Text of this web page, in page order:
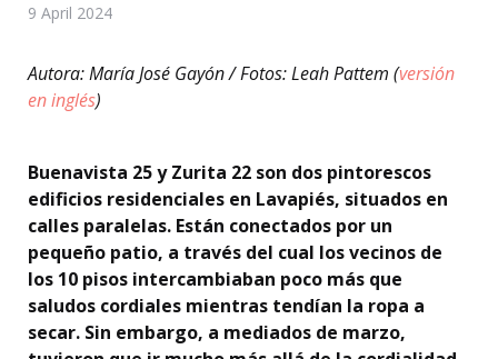
9 April 2024
Autora: María José Gayón / Fotos: Leah Pattem (versión
en inglés)
Buenavista 25 y Zurita 22 son dos pintorescos
edificios residenciales en Lavapiés, situados en
calles paralelas. Están conectados por un
pequeño patio, a través del cual los vecinos de
los 10 pisos intercambiaban poco más que
saludos cordiales mientras tendían la ropa a
secar. Sin embargo, a mediados de marzo,